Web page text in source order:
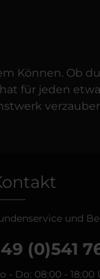
Können. Ob
für jeden
und
(0)541
- Do: 08:00 - 18:00